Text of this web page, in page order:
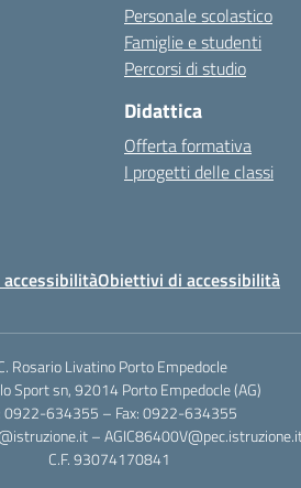
Personale scolastico
Famiglie e studenti
Percorsi di studio
Didattica
Offerta formativa
I progetti delle classi
accessibilitàObiettivi di accessibilità
Rosario Livatino Porto Empedocle
Sport sn, 92014 Porto Empedocle (AG)
0922-634355 – Fax: 0922-634355
–
C.F. 93074170841